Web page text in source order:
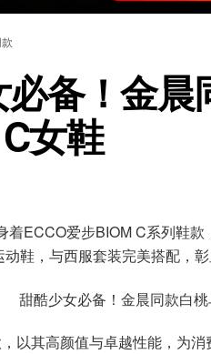
备！金
女鞋
着ECCO爱步BIOM C系列鞋
鞋，与西服套装完美搭配，彰
以其高颜值与卓越性能，为